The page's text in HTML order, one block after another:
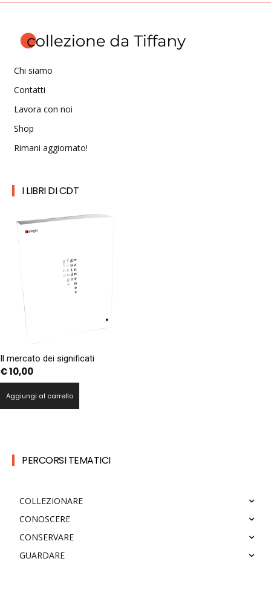
Chi siamo
Contatti
Lavora con noi
Shop
Rimani aggiornato!
I LIBRI DI CDT
Il mercato dei significati
€10,00
Aggiungi al carrello
PERCORSI TEMATICI
COLLEZIONARE
CONOSCERE
CONSERVARE
GUARDARE